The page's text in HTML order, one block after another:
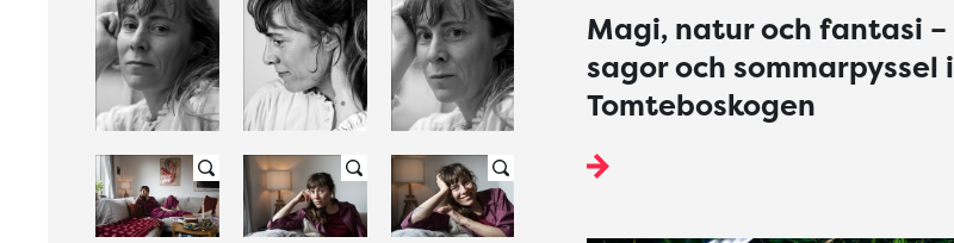
Magi, natur och fantasi –
sagor och sommarpyssel i
Tomteboskogen